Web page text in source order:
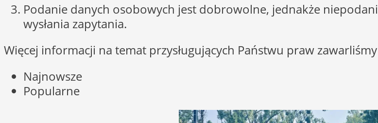
Podanie danych osobowych jest dobrowolne, jednakże
wysłania zapytania.
Więcej informacji na temat przysługujących Państwu praw
Najnowsze
Popularne